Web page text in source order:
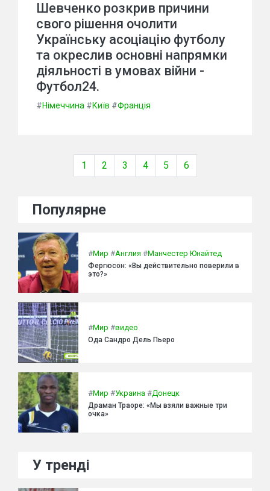
Шевченко розкрив причини
свого рішення очолити
Українську асоціацію футболу
та окреслив основні напрямки
діяльності в умовах війни -
Футбол24.
#Німеччина #Київ #Франція
1 2 3 4 5 6
Популярне
#Мир #Англия #Манчестер Юнайтед
Фергюсон: «Вы действительно поверили в
это?»
#Мир #видео
Ода Сандро Дель Пьеро
#Мир #Украина #Донецк
Драман Траоре: «Мы взяли важные три
очка»
У тренді